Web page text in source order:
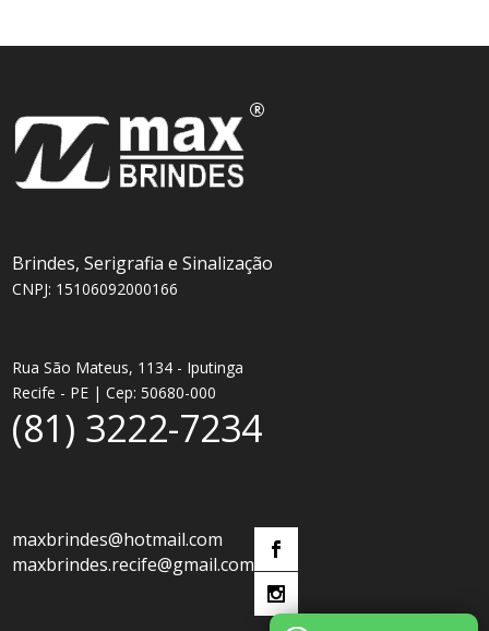
Brindes, Serigrafia e Sinalização
CNPJ: 15106092000166
Rua São Mateus, 1134 - Iputinga
Recife - PE | Cep: 50680-000
(81) 3222-7234
maxbrindes@hotmail.com
maxbrindes.recife@gmail.com